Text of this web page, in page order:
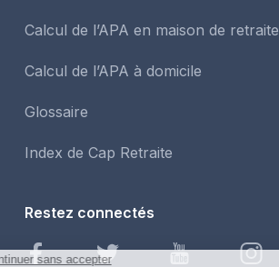
Calcul de l’APA en maison de retraite
Calcul de l’APA à domicile
Glossaire
Index de Cap Retraite
Restez connectés